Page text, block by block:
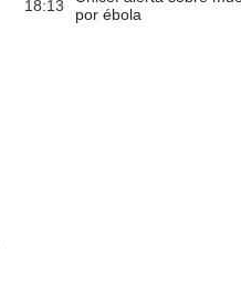
18:13
por ébola